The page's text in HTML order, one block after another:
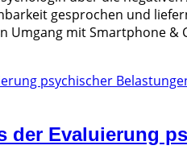
gesprochen und
Umgang mit Smartphone &
der Evaluierung